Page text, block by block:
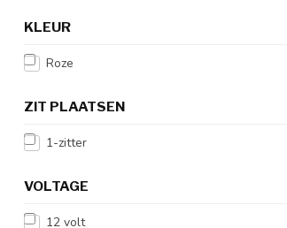
KLEUR
Roze
ZIT PLAATSEN
1-zitter
VOLTAGE
12 volt